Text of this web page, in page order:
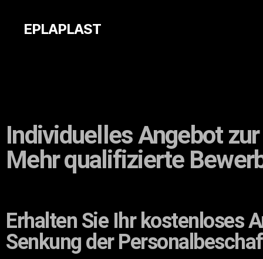
EPLAPLAST
Individuelles Angebot
Mehr qualifizierte
Erhalten Sie Ihr kostenloses
Senkung der